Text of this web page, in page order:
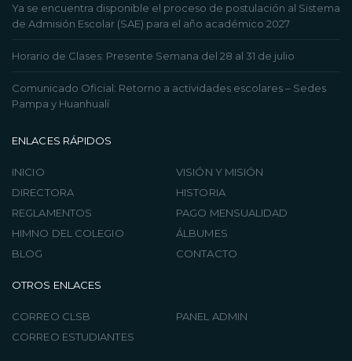
Ya se encuentra disponible el proceso de postulación al Sistema
de Admisión Escolar (SAE) para el año académico 2027
Horario de Clases: Presente Semana del 28 al 31 de julio
Comunicado Oficial: Retorno a actividades escolares – Sedes
Pampa y Huanhualí
ENLACES RÁPIDOS
INICIO
VISIÓN Y MISIÓN
DIRECTORA
HISTORIA
REGLAMENTOS
PAGO MENSUALIDAD
HIMNO DEL COLEGIO
ÁLBUMES
BLOG
CONTACTO
OTROS ENLACES
CORREO CLSB
PANEL ADMIN
CORREO ESTUDIANTES